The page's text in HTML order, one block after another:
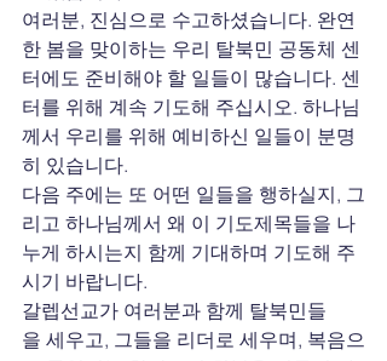
여러분, 진심으로 수고하셨습니다. 완연
한 봄을 맞이하는 우리 탈북민 공동체 센
터에도 준비해야 할 일들이 많습니다. 센
터를 위해 계속 기도해 주십시오. 하나님
께서 우리를 위해 예비하신 일들이 분명
히 있습니다.
다음 주에는 또 어떤 일들을 행하실지, 그
리고 하나님께서 왜 이 기도제목들을 나
누게 하시는지 함께 기대하며 기도해 주
시기 바랍니다.
갈렙선교가 여러분과 함께 탈북민들
을 세우고, 그들을 리더로 세우며, 복음으